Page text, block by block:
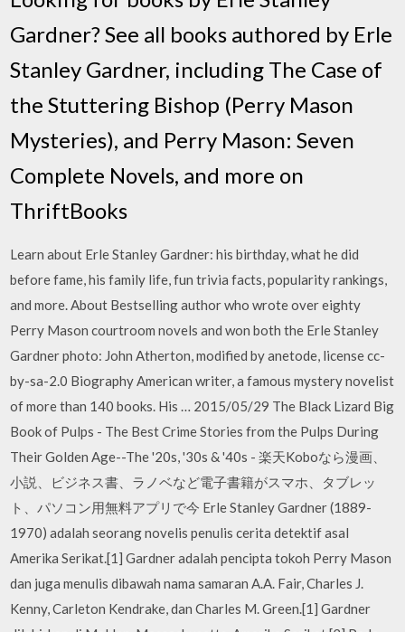
Gardner? See all books authored by Erle
Stanley Gardner, including The Case of
the Stuttering Bishop (Perry Mason
Mysteries), and Perry Mason: Seven
Complete Novels, and more on
ThriftBooks
Learn about Erle Stanley Gardner: his birthday, what he did
before fame, his family life, fun trivia facts, popularity rankings,
and more. About Bestselling author who wrote over eighty
Perry Mason courtroom novels and won both the Erle Stanley
Gardner photo: John Atherton, modified by anetode, license cc-
by-sa-2.0 Biography American writer, a famous mystery novelist
of more than 140 books. His … 2015/05/29 The Black Lizard Big
Book of Pulps - The Best Crime Stories from the Pulps During
Their Golden Age--The '20s, '30s & '40s - 楽天Koboなら漫画、
小説、ビジネス書、ラノベなど電子書籍がスマホ、タブレッ
ト、パソコン用無料アプリで今 Erle Stanley Gardner (1889-
1970) adalah seorang novelis penulis cerita detektif asal
Amerika Serikat.[1] Gardner adalah pencipta tokoh Perry Mason
dan juga menulis dibawah nama samaran A.A. Fair, Charles J.
Kenny, Carleton Kendrake, dan Charles M. Green.[1] Gardner